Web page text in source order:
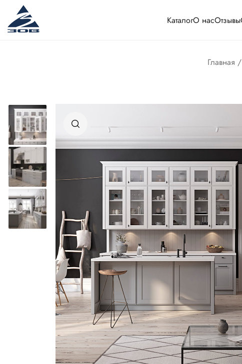
КаталогО насОтзывы
Главная /